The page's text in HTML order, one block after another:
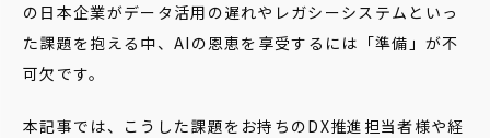
の日本企業がデータ活用の遅れやレガシーシステムといっ
た課題を抱える中、AIの恩恵を享受するには「準備」が不
可欠です。
本記事では、こうした課題をお持ちのDX推進担当者様や経